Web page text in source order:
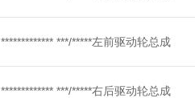
************* ***/*****左前驱动轮总成
************* ***/*****右后驱动轮总成